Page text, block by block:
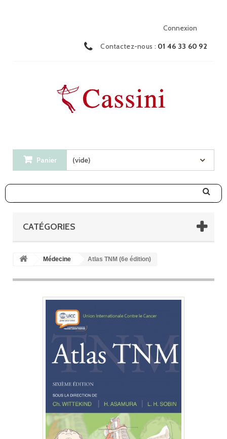
Connexion
Contactez-nous : 01 46 33 60 92
Panier (vide)
CATÉGORIES
Médecine Atlas TNM (6e édition)